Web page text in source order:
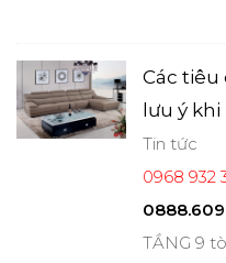
Các
lưu ý khi
Tin tức
0968 932
TẦNG 9